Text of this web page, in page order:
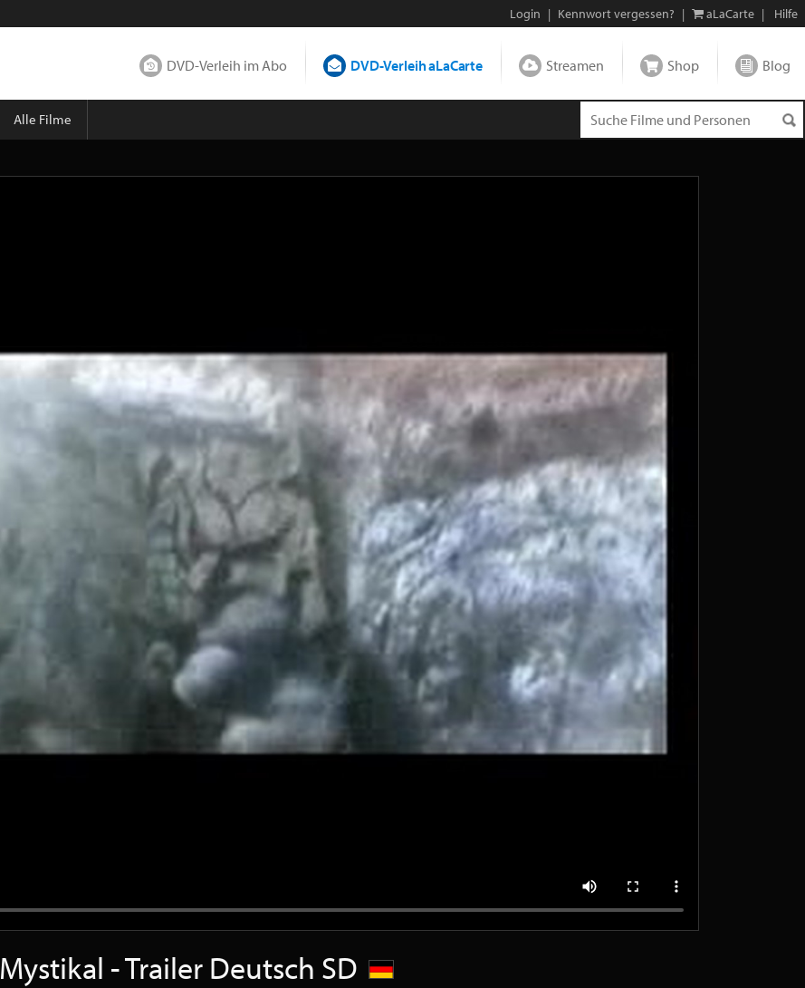
Login | Kennwort vergessen? | aLaCarte | Hilfe
DVD-Verleih im Abo DVD-Verleih aLaCarte Streamen Shop Blog
Alle Filme
Mystikal - Trailer Deutsch SD